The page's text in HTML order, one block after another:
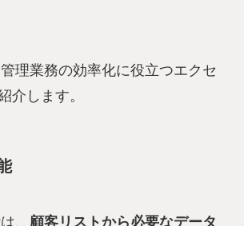
理業務の効率化に役立つエクセ
介します。
、 顧客リストから必要なデータ